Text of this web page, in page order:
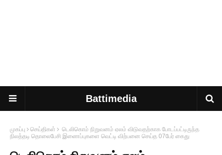
Battimedia
முகப்பு செய்திகள்
டெலிகொம் நிறுவனம் ஏலம் விடுவதற்காக போடப்பட்டிருந்த
நிலத்தடி தொலைபேசி இணைப்புகளை வெட்டி விற்பனை செய்த 07பேர் கைது